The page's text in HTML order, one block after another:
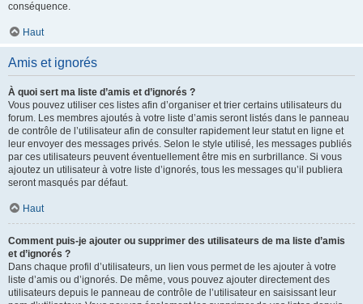
conséquence.
Haut
Amis et ignorés
À quoi sert ma liste d’amis et d’ignorés ?
Vous pouvez utiliser ces listes afin d’organiser et trier certains utilisateurs du
forum. Les membres ajoutés à votre liste d’amis seront listés dans le panneau
de contrôle de l’utilisateur afin de consulter rapidement leur statut en ligne et
leur envoyer des messages privés. Selon le style utilisé, les messages publiés
par ces utilisateurs peuvent éventuellement être mis en surbrillance. Si vous
ajoutez un utilisateur à votre liste d’ignorés, tous les messages qu’il publiera
seront masqués par défaut.
Haut
Comment puis-je ajouter ou supprimer des utilisateurs de ma liste d’amis
et d’ignorés ?
Dans chaque profil d’utilisateurs, un lien vous permet de les ajouter à votre
liste d’amis ou d’ignorés. De même, vous pouvez ajouter directement des
utilisateurs depuis le panneau de contrôle de l’utilisateur en saisissant leur